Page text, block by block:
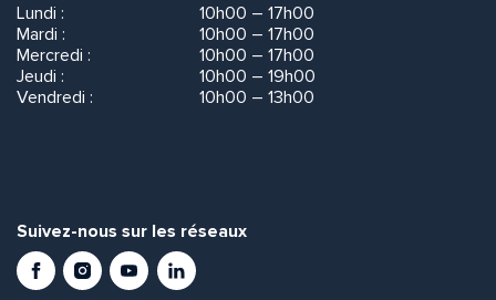
Lundi :
10h00 – 17h00
Mardi :
10h00 – 17h00
Mercredi :
10h00 – 17h00
Jeudi :
10h00 – 19h00
Vendredi :
10h00 – 13h00
Suivez-nous sur les réseaux
FacebookInstagramYoutubeLinkedIn